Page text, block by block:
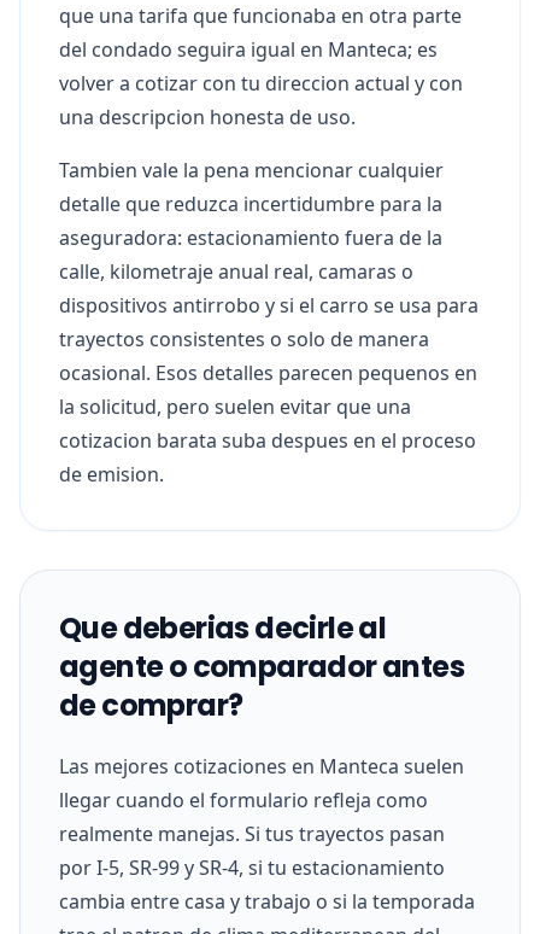
que una tarifa que funcionaba en otra parte
del condado seguira igual en Manteca; es
volver a cotizar con tu direccion actual y con
una descripcion honesta de uso.
Tambien vale la pena mencionar cualquier
detalle que reduzca incertidumbre para la
aseguradora: estacionamiento fuera de la
calle, kilometraje anual real, camaras o
dispositivos antirrobo y si el carro se usa para
trayectos consistentes o solo de manera
ocasional. Esos detalles parecen pequenos en
la solicitud, pero suelen evitar que una
cotizacion barata suba despues en el proceso
de emision.
Que deberias decirle al
agente o comparador antes
de comprar?
Las mejores cotizaciones en Manteca suelen
llegar cuando el formulario refleja como
realmente manejas. Si tus trayectos pasan
por I-5, SR-99 y SR-4, si tu estacionamiento
cambia entre casa y trabajo o si la temporada